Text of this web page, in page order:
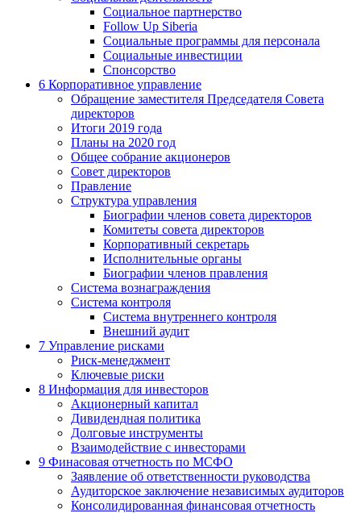
Социальное партнерство
Follow Up Siberia
Социальные программы для персонала
Социальные инвестиции
Спонсорство
6 Корпоративное управление
Обращение заместителя Председателя Совета
директоров
Итоги 2019 года
Планы на 2020 год
Общее собрание акционеров
Совет директоров
Правление
Структура управления
Биографии членов совета директоров
Комитеты совета директоров
Корпоративный секретарь
Исполнительные органы
Биографии членов правления
Система вознаграждения
Система контроля
Система внутреннего контроля
Внешний аудит
7 Управление рисками
Риск-менеджмент
Ключевые риски
8 Информация для инвесторов
Акционерный капитал
Дивидендная политика
Долговые инструменты
Взаимодействие с инвеcторами
9 Финасовая отчетность по МСФО
Заявление об ответственности руководства
Аудиторское заключение независимых аудиторов
Консолидированная финансовая отчетность